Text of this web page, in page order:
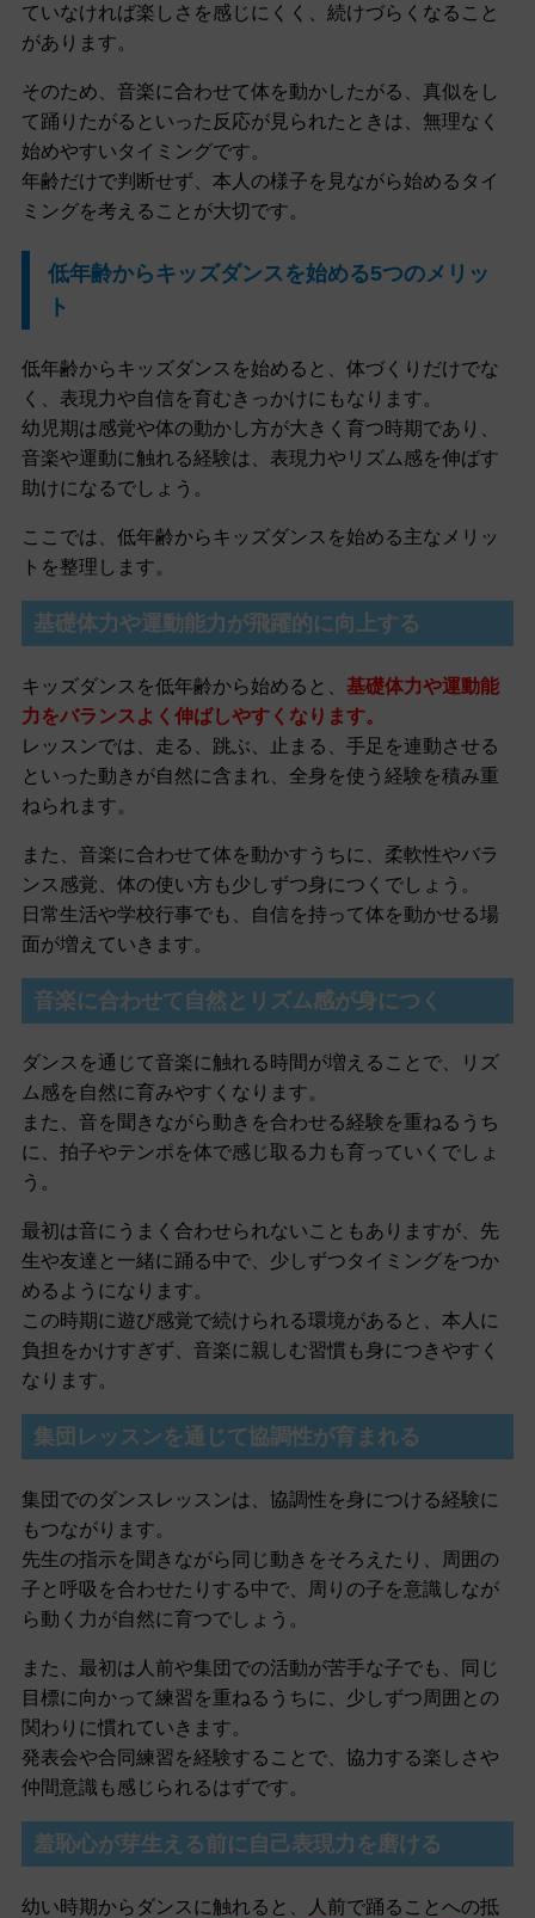
ていなければ楽しさを感じにくく、続けづらくなること
があります。
そのため、音楽に合わせて体を動かしたがる、真似をし
て踊りたがるといった反応が見られたときは、無理なく
始めやすいタイミングです。
年齢だけで判断せず、本人の様子を見ながら始めるタイ
ミングを考えることが大切です。
低年齢からキッズダンスを始める5つのメリッ
ト
低年齢からキッズダンスを始めると、体づくりだけでな
く、表現力や自信を育むきっかけにもなります。
幼児期は感覚や体の動かし方が大きく育つ時期であり、
音楽や運動に触れる経験は、表現力やリズム感を伸ばす
助けになるでしょう。
ここでは、低年齢からキッズダンスを始める主なメリッ
トを整理します。
基礎体力や運動能力が飛躍的に向上する
キッズダンスを低年齢から始めると、 基礎体力や運動能
力をバランスよく伸ばしやすくなります。
レッスンでは、走る、跳ぶ、止まる、手足を連動させる
といった動きが自然に含まれ、全身を使う経験を積み重
ねられます。
また、音楽に合わせて体を動かすうちに、柔軟性やバラ
ンス感覚、体の使い方も少しずつ身につくでしょう。
日常生活や学校行事でも、自信を持って体を動かせる場
面が増えていきます。
音楽に合わせて自然とリズム感が身につく
ダンスを通じて音楽に触れる時間が増えることで、リズ
ム感を自然に育みやすくなります。
また、音を聞きながら動きを合わせる経験を重ねるうち
に、拍子やテンポを体で感じ取る力も育っていくでしょ
う。
最初は音にうまく合わせられないこともありますが、先
生や友達と一緒に踊る中で、少しずつタイミングをつか
めるようになります。
この時期に遊び感覚で続けられる環境があると、本人に
負担をかけすぎず、音楽に親しむ習慣も身につきやすく
なります。
集団レッスンを通じて協調性が育まれる
集団でのダンスレッスンは、協調性を身につける経験に
もつながります。
先生の指示を聞きながら同じ動きをそろえたり、周囲の
子と呼吸を合わせたりする中で、周りの子を意識しなが
ら動く力が自然に育つでしょう。
また、最初は人前や集団での活動が苦手な子でも、同じ
目標に向かって練習を重ねるうちに、少しずつ周囲との
関わりに慣れていきます。
発表会や合同練習を経験することで、協力する楽しさや
仲間意識も感じられるはずです。
羞恥心が芽生える前に自己表現力を磨ける
幼い時期からダンスに触れると、人前で踊ることへの抵